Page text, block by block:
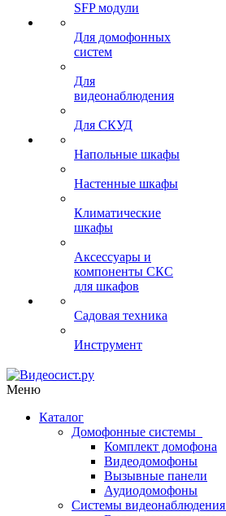
SFP модули
Для домофонных
систем
Для
видеонаблюдения
Для СКУД
Напольные шкафы
Настенные шкафы
Климатические
шкафы
Аксессуары и
компоненты СКС
для шкафов
Садовая техника
Инструмент
Меню
Каталог
Домофонные системы
Комплект домофона
Видеодомофоны
Вызывные панели
Аудиодомофоны
Системы видеонаблюдения